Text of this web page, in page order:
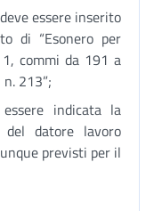
essere inserito
di “Esonero per
commi da 191 a
213”;
indicata la
datore lavoro
previsti per il